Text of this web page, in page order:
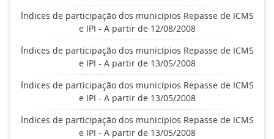
Índices de participação dos municípios Repasse de ICMS
e IPI - A partir de 12/08/2008
Índices de participação dos municípios Repasse de ICMS
e IPI - A partir de 13/05/2008
Índices de participação dos municípios Repasse de ICMS
e IPI - A partir de 13/05/2008
Índices de participação dos municípios Repasse de ICMS
e IPI - A partir de 13/05/2008